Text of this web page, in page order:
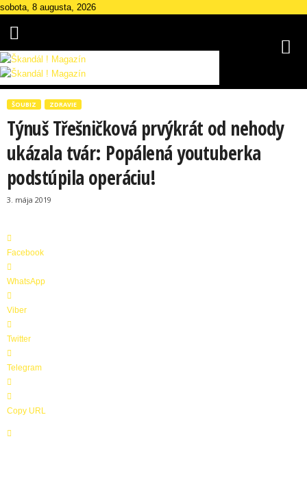
sobota, 8 augusta, 2026
Š
ŠOUBIZ ZDRAVIE
Týnuš Třešničková prvýkrát od nehody
ukázala tvár: Popálená youtuberka
podstúpila operáciu!
3. mája 2019
Facebook
WhatsApp
Viber
Twitter
Telegram
Copy URL